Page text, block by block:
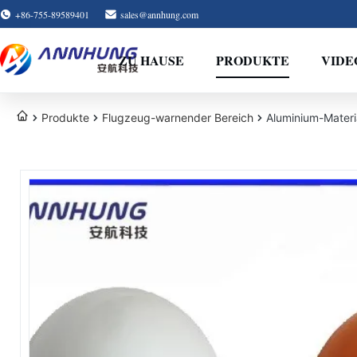
+86-755-89589401 sales@annhung.com
ZU HAUSE PRODUKTE
Produkte Flugzeug-warnender Bereich Aluminium-